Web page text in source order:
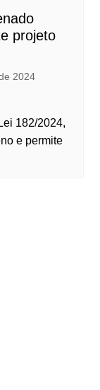
projeto
2024
182/2024,
e permite